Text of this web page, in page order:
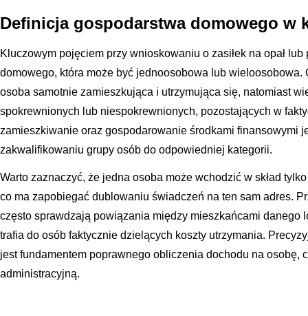
Definicja gospodarstwa domowego w
Kluczowym pojęciem przy wnioskowaniu o zasiłek na opał
domowego, która może być jednoosobowa lub
osoba samotnie zamieszkująca i utrzymująca się, natomiast
spokrewnionych lub niespokrewnionych, pozostających w
zamieszkiwanie oraz gospodarowanie środkami finansowymi
zakwalifikowaniu grupy osób do odpowiedniej kategorii.
Warto zaznaczyć, że jedna osoba może wchodzić w skład
co ma zapobiegać dublowaniu świadczeń na ten sam adres.
często sprawdzają powiązania między mieszkańcami danego
trafia do osób faktycznie dzielących koszty utrzymania.
jest fundamentem poprawnego obliczenia dochodu na osobę,
administracyjną.